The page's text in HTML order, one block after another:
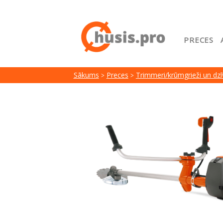
PRECES
Google
Preču
Serviss
Sākums Preces Trimmeri/krūmgrieži un